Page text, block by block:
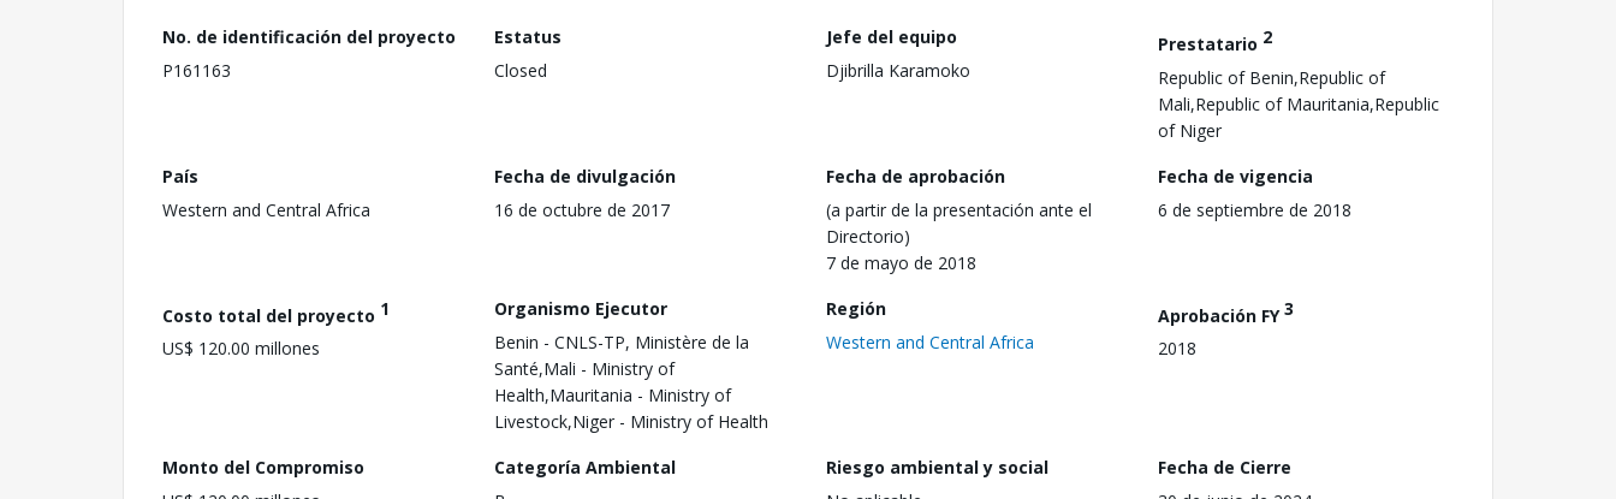
No. de identificación del proyecto
P161163
Estatus
Closed
Jefe del equipo
Djibrilla Karamoko
Prestatario 2
Republic of Benin,Republic of
Mali,Republic of Mauritania,Republic
of Niger
País
Western and Central Africa
Fecha de divulgación
16 de octubre de 2017
Fecha de aprobación
(a partir de la presentación ante el
Directorio)
7 de mayo de 2018
Fecha de vigencia
6 de septiembre de 2018
Costo total del proyecto 1
US$ 120.00 millones
Organismo Ejecutor
Benin - CNLS-TP, Ministère de la
Santé,Mali - Ministry of
Health,Mauritania - Ministry of
Livestock,Niger - Ministry of Health
Región
Western and Central Africa
Aprobación FY3
2018
Monto del Compromiso
Categoría Ambiental
Riesgo ambiental y social
Fecha de Cierre